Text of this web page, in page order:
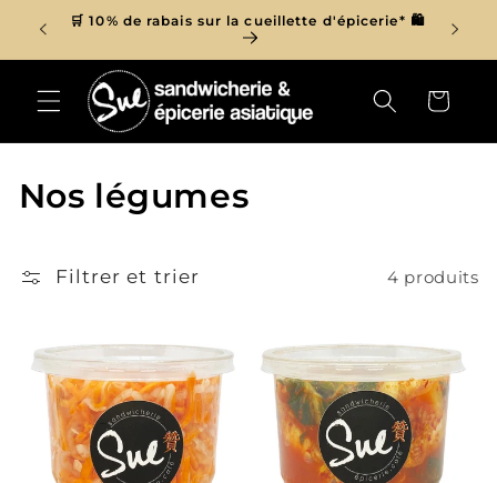
passer
contenu
150$ 🛒 10% de rabais sur la cueillette d'épicerie* 🛍
Panier
C
l
e
Nos légumes
Filtrer et trier 4 produits